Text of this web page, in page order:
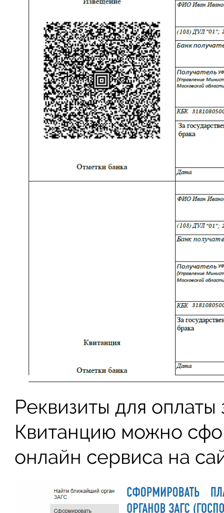
Реквизиты для оплаты
Квитанцию можно
онлайн сервиса на